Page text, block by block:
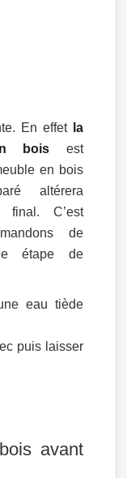
En effet la
bois est
en bois
altérera
final. C’est
de
étape de
eau tiède
puis laisser
avant